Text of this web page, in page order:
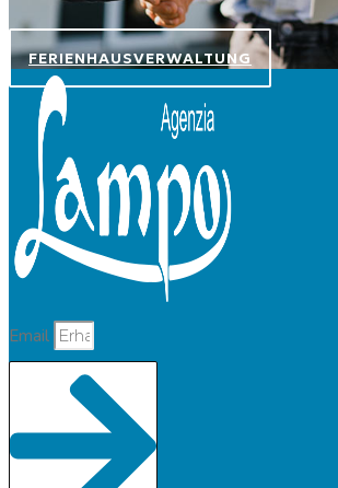
FERIENHAUSVERWALTUNG
Email